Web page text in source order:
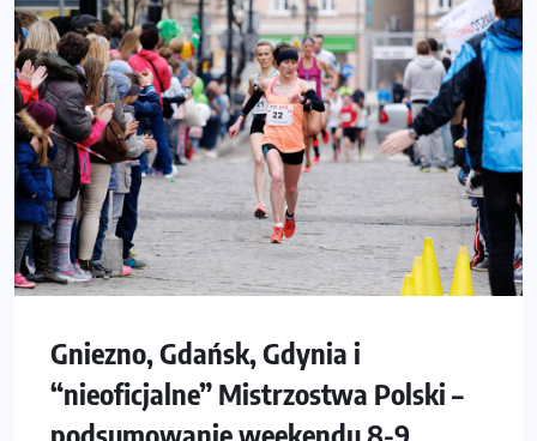
Gniezno, Gdańsk, Gdynia i
“nieoficjalne” Mistrzostwa Polski –
podsumowanie weekendu 8-9